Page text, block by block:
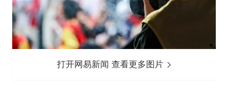
打开网易新闻 查看更多图片